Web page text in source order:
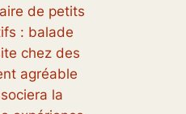
de petits
: balade
chez des
agréable
la